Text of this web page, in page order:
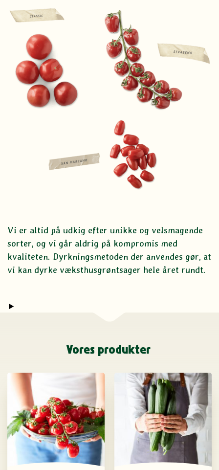
Vi er altid på udkig efter unikke og velsmagende
sorter, og vi går aldrig på kompromis med
kvaliteten. Dyrkningsmetoden der anvendes gør, at
vi kan dyrke væksthusgrøntsager hele året rundt.
Vores produkter